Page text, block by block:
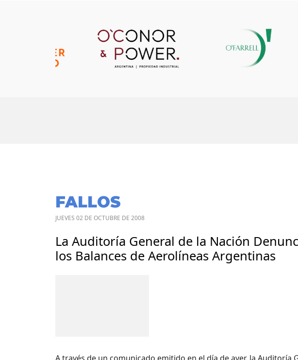
FALLOS
JUEVES 02 DE OCTUBRE DE 2008
La Auditoría General de la Nación
los Balances de Aerolíneas Argentinas